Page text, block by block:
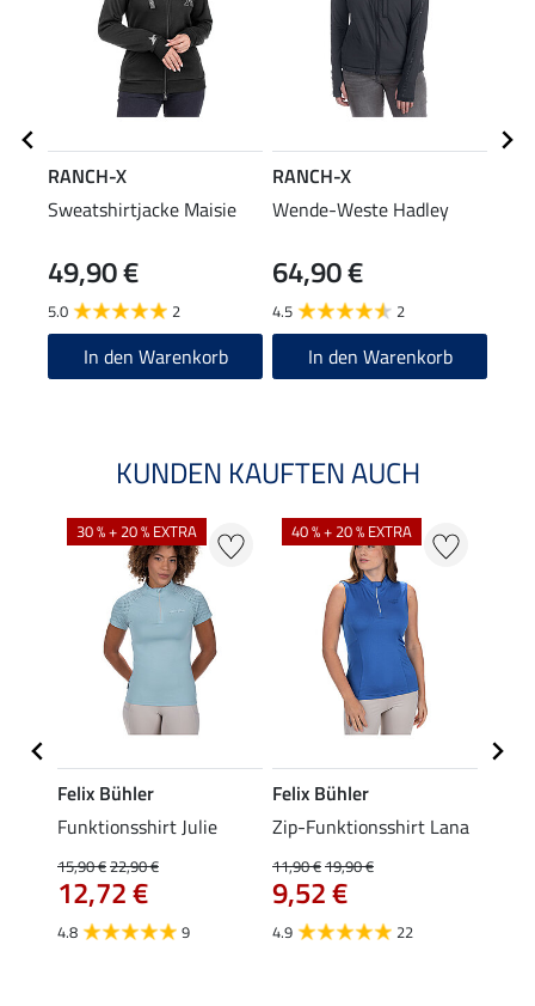
RANCH-X
Sweatshirtjacke Maisie
49,90 €
5.0 2
In den Warenkorb
RANCH-X
Wende-Weste Hadley
64,90 €
4.5 2
In den Warenkorb
KUNDEN KAUFTEN AUCH
30 % + 20 % EXTRA
Felix Bühler
Funktionsshirt Julie
15,90 €22,90 €
12,72 €
4.8 9
40 % + 20 % EXTRA
Felix Bühler
Zip-Funktionsshirt Lana
11,90 €19,90 €
9,52 €
4.9 22